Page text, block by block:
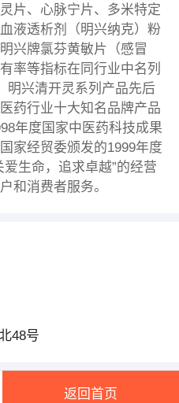
片、心脉宁片、多米特定
液透析剂（明兴纳克）粉
兴牌氯芬黄敏片（感冒
率等指标在同行业中名列
明兴清开灵系列产品先后
药行业十大知名品牌产品
年度国家中医药科技成果
家经贸委颁发的1999年度
生命，追求卓越”的经营
和消费者服务。
48号
返回首页